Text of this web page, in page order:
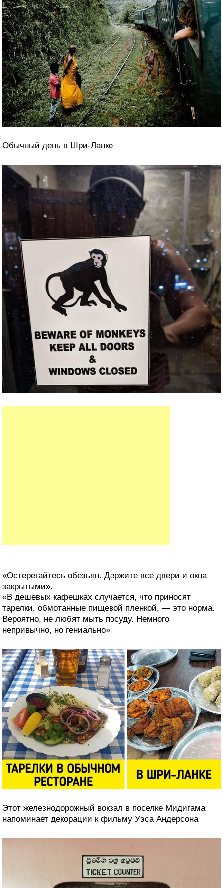
«Одно из моих самых живописных путешествий на
поезде. 7 часов пролетели незаметно»
«Остерегайтесь обезьян. Держите все двери и окна